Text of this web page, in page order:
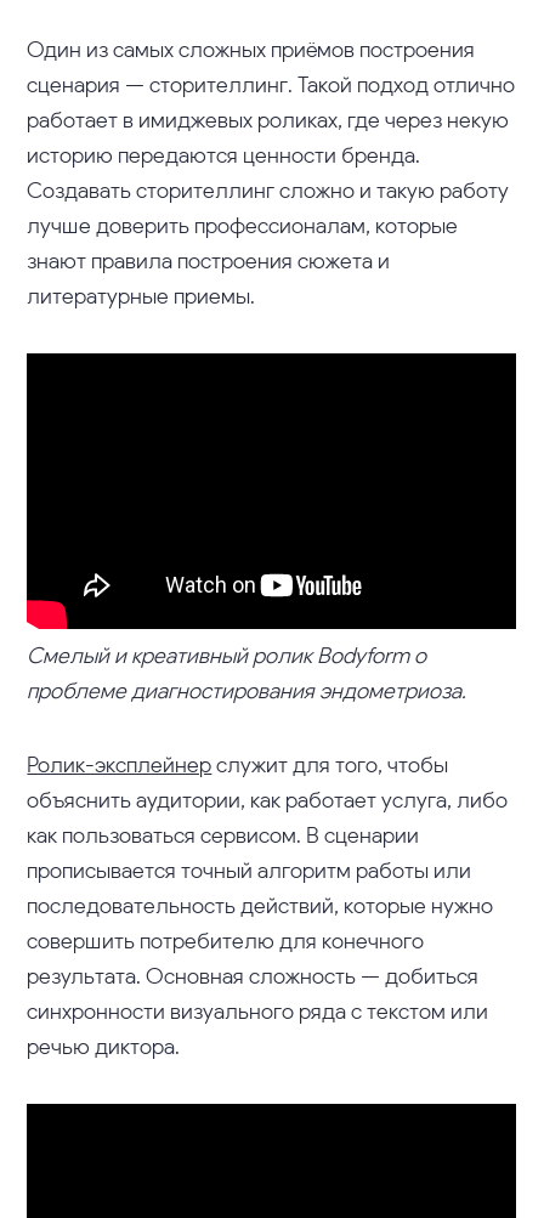
Один из самых сложных приёмов построения
сценария — сторителлинг. Такой подход отлично
работает в имиджевых роликах, где через некую
историю передаются ценности бренда.
Создавать сторителлинг сложно и такую работу
лучше доверить профессионалам, которые
знают правила построения сюжета и
литературные приемы.
Смелый и креативный ролик Bodyform о
проблеме диагностирования эндометриоза.
Ролик-эксплейнерслужит для того, чтобы
объяснить аудитории, как работает услуга, либо
как пользоваться сервисом. В сценарии
прописывается точный алгоритм работы или
последовательность действий, которые нужно
совершить потребителю для конечного
результата. Основная сложность — добиться
синхронности визуального ряда с текстом или
речью диктора.